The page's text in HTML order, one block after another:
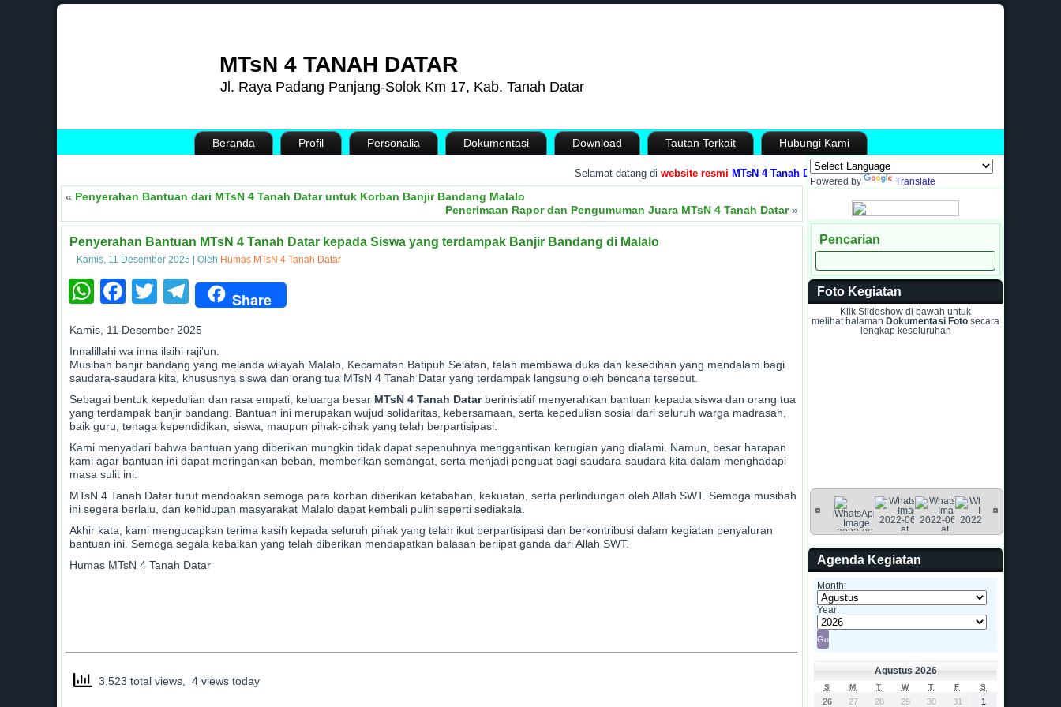
MTsN 4 TANAH DATAR
Jl. Raya Padang Panjang-Solok Km 17, Kab. Tanah Datar
Beranda Profil Personalia Dokumentasi Download Tautan Terkait Hubungi Kami
Selamat datang diwebsite resmi MTsN 4 Tanah Datar, Provinsi Sumatera Barat Media Informasi dan
« Penyerahan Bantuan dari MTsN 4 Tanah Datar untuk Korban Banjir Bandang Malalo
Penerimaan Rapor dan Pengumuman Juara MTsN 4 Tanah Datar»
Penyerahan Bantuan MTsN 4 Tanah Datar kepada Siswa yang terdampak Banjir Bandang di Malalo
Kamis, 11 Desember 2025 Oleh Humas MTsN 4 Tanah Datar
WhatsApp
Facebook
Twitter
Telegram
Share
Kamis, 11 Desember 2025
Innalillahi wa inna ilaihi raji’un.
Musibah banjir bandang yang melanda wilayah Malalo, Kecamatan Batipuh Selatan, telah membawa duka dan kesedihan yang mendalam bagi
saudara-saudara kita, khususnya siswa dan orang tua MTsN 4 Tanah Datar yang terdampak langsung oleh bencana tersebut.
Sebagai bentuk kepedulian dan rasa empati, keluarga besar MTsN 4 Tanah Datarberinisiatif menyerahkan bantuan kepada siswa dan orang tua
yang terdampak banjir bandang. Bantuan ini merupakan wujud solidaritas, kebersamaan, serta kepedulian sosial dari seluruh warga madrasah,
baik guru, tenaga kependidikan, siswa, maupun pihak-pihak yang telah berpartisipasi.
Kami menyadari bahwa bantuan yang diberikan mungkin tidak dapat sepenuhnya menggantikan kerugian yang dialami. Namun, besar harapan
kami agar bantuan ini dapat meringankan beban, memberikan semangat, serta menjadi penguat bagi saudara-saudara kita dalam menghadapi
masa sulit ini.
MTsN 4 Tanah Datar turut mendoakan semoga para korban diberikan ketabahan, kekuatan, serta perlindungan oleh Allah SWT. Semoga musibah
ini segera berlalu, dan kehidupan masyarakat Malalo dapat kembali pulih seperti sediakala.
Akhir kata, kami mengucapkan terima kasih kepada seluruh pihak yang telah ikut berpartisipasi dan berkontribusi dalam kegiatan penyaluran
bantuan ini. Semoga segala kebaikan yang telah diberikan mendapatkan balasan berlipat ganda dari Allah SWT.
Humas MTsN 4 Tanah Datar
3,523 total views, 4 views today
Powered by Translate
Pencarian
Foto Kegiatan
Klik Slideshow di bawah untuk
melihat halaman Dokumentasi Foto secara
lengkap keseluruhan
Agenda Kegiatan
Month:
Year:
Agustus 2026
S M T W T F S
26 27 28 29 30 31 1